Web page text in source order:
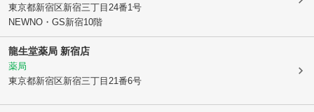
東京都新宿区新宿三丁目24番1号
NEWNO・GS新宿10階
龍生堂薬局 新宿店
薬局
東京都新宿区新宿三丁目21番6号